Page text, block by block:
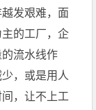
发艰难，面
的工厂，企
流水线作
，或是用人
，让不上工